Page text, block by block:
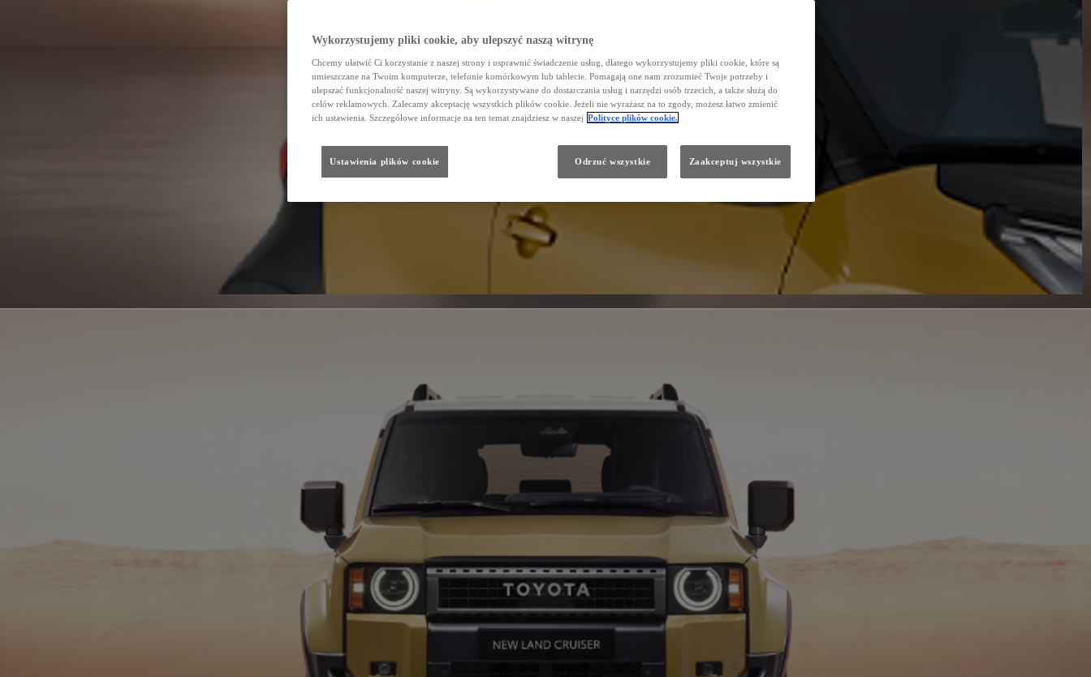
Wykorzystujemy pliki cookie, aby ulepszyć naszą witrynę
Chcemy ułatwić Ci korzystanie z naszej strony i usprawnić świadczenie usług, dlatego wykorzystujemy pliki cookie, które są
umieszczane na Twoim komputerze, telefonie komórkowym lub tablecie. Pomagają one nam zrozumieć Twoje potrzeby i
ulepszać funkcjonalność naszej witryny. Są wykorzystywane do dostarczania usług i narzędzi osób trzecich, a także służą do
celów reklamowych. Zalecamy akceptację wszystkich plików cookie. Jeżeli nie wyrażasz na to zgody, możesz łatwo zmienić
ich ustawienia. Szczegółowe informacje na ten temat znajdziesz w naszej Polityce plików cookie.
Ustawienia plików cookie Odrzuć wszystkie Zaakceptuj wszystkie